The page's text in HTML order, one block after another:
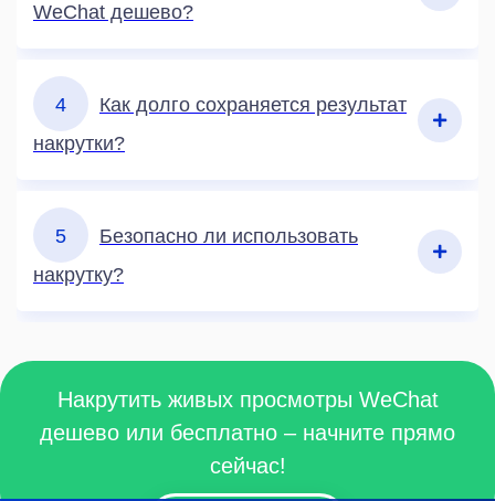
WeChat дешево?
4
Как долго сохраняется результат
накрутки?
5
Безопасно ли использовать
накрутку?
Накрутить живых просмотры WeChat
дешево или бесплатно – начните прямо
сейчас!